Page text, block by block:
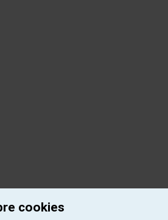
cookies